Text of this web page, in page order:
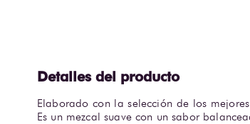
Elaborado con la selección de los
Es un mezcal suave con un sabor